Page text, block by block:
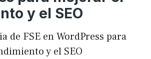
y el SEO
de FSE en WordPress para
y el SEO